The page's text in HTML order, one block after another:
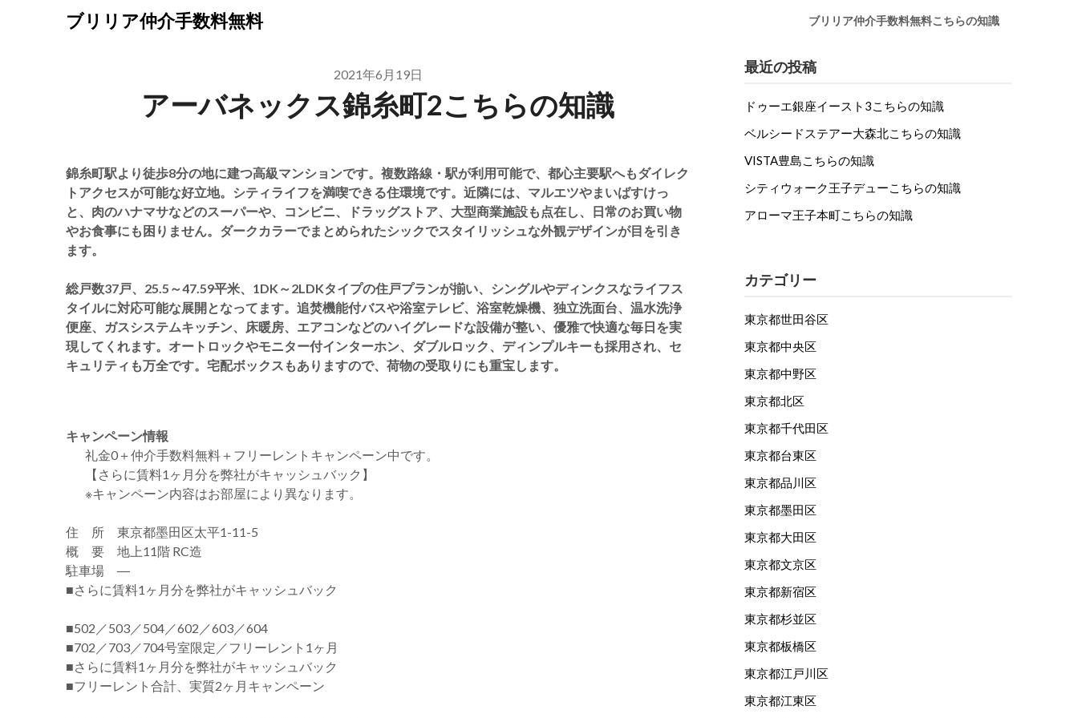
ブリリア仲介手数料無料 ブリリア仲介手数料無料こちらの知識
2021年6月19日
アーバネックス錦糸町2こちらの知識
錦糸町駅より徒歩8分の地に建つ高級マンションです。複数路線・駅が利用可能で、都心主要駅へもダイレク
トアクセスが可能な好立地。シティライフを満喫できる住環境です。近隣には、マルエツやまいばすけっ
と、肉のハナマサなどのスーパーや、コンビニ、ドラッグストア、大型商業施設も点在し、日常のお買い物
やお食事にも困りません。ダークカラーでまとめられたシックでスタイリッシュな外観デザインが目を引き
ます。
総戸数37戸、25.5～47.59平米、1DK～2LDKタイプの住戸プランが揃い、シングルやディンクスなライフス
タイルに対応可能な展開となってます。追焚機能付バスや浴室テレビ、浴室乾燥機、独立洗面台、温水洗浄
便座、ガスシステムキッチン、床暖房、エアコンなどのハイグレードな設備が整い、優雅で快適な毎日を実
現してくれます。オートロックやモニター付インターホン、ダブルロック、ディンプルキーも採用され、セ
キュリティも万全です。宅配ボックスもありますので、荷物の受取りにも重宝します。
キャンペーン情報
礼金0 ＋仲介手数料無料 ＋ フリーレント キャンペーン中です。
【さらに賃料1ヶ月分を弊社がキャッシュバック】
※キャンペーン内容はお部屋により異なります。
住 所 東京都墨田区太平1-11-5
概 要 地上11階 RC造
駐車場 ―
■さらに賃料1ヶ月分を弊社がキャッシュバック
■502／503／504／602／603／604
■702／703／704号室限定／フリーレント1ヶ月
■さらに賃料1ヶ月分を弊社がキャッシュバック
■フリーレント合計、実質2ヶ月キャンペーン
最近の投稿
ドゥーエ銀座イースト3こちらの知識
ベルシードステアー大森北こちらの知識
VISTA豊島こちらの知識
シティウォーク王子デューこちらの知識
アローマ王子本町こちらの知識
カテゴリー
東京都世田谷区
東京都中央区
東京都中野区
東京都北区
東京都千代田区
東京都台東区
東京都品川区
東京都墨田区
東京都大田区
東京都文京区
東京都新宿区
東京都杉並区
東京都板橋区
東京都江戸川区
東京都江東区